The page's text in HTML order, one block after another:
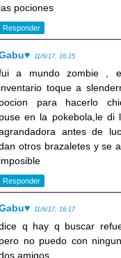
las pociones
Responder
11/6/17, 16:15
a mundo zombie ,
inventario toque a
pocion para hacerlo
puse en la pokebola,le di
antes de
otros brazaletes y se
imposible
Responder
11/6/17, 16:17
q hay q buscar
pero no puedo con
amigos..